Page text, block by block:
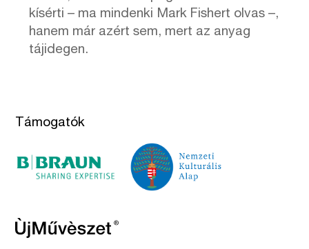
kísérti – ma mindenki Mark Fishert olvas –,
hanem már azért sem, mert az anyag
tájidegen.
Támogatók